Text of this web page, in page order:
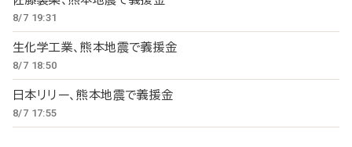
8/7 19:31
生化学工業、熊本地震で義援金
8/7 18:50
日本リリー、熊本地震で義援金
8/7 17:55